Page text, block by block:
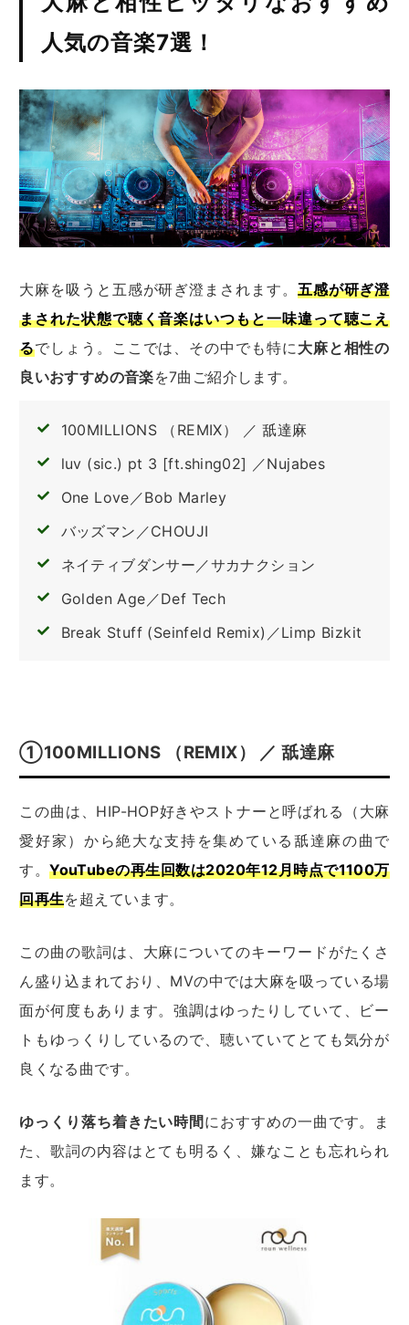
人気の音楽7選！
大麻を吸うと五感が研ぎ澄まされます。 五感が研ぎ澄
まされた状態で聴く音楽はいつもと一味違って聴こえ
るでしょう。ここでは、その中でも特に大麻と相性の
良いおすすめの音楽を7曲ご紹介します。
100MILLIONS （REMIX） ／ 舐達麻
luv (sic.) pt 3 [ft.shing02] ／Nujabes
One Love／Bob Marley
バッズマン／CHOUJI
ネイティブダンサー／サカナクション
Golden Age／Def Tech
Break Stuff (Seinfeld Remix)／Limp Bizkit
①100MILLIONS （REMIX） ／ 舐達麻
この曲は、HIP-HOP好きやストナーと呼ばれる（大麻
愛好家）から絶大な支持を集めている舐達麻の曲で
す。YouTubeの再生回数は2020年12月時点で1100万
回再生を超えています。
この曲の歌詞は、大麻についてのキーワードがたくさ
ん盛り込まれており、MVの中では大麻を吸っている場
面が何度もあります。強調はゆったりしていて、ビー
トもゆっくりしているので、聴いていてとても気分が
良くなる曲です。
ゆっくり落ち着きたい時間 におすすめの一曲です。
ま
た、歌詞の内容はとても明るく、嫌なことも忘れられ
ます。